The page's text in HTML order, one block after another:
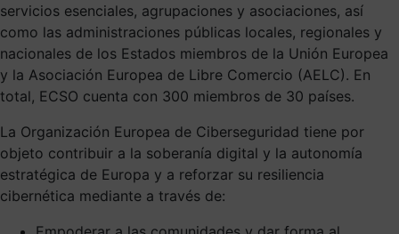
servicios esenciales, agrupaciones y asociaciones, así
como las administraciones públicas locales, regionales y
nacionales de los Estados miembros de la Unión Europea
y la Asociación Europea de Libre Comercio (AELC). En
total, ECSO cuenta con 300 miembros de 30 países.
La Organización Europea de Ciberseguridad tiene por
objeto contribuir a la soberanía digital y la autonomía
estratégica de Europa y a reforzar su resiliencia
cibernética mediante a través de: